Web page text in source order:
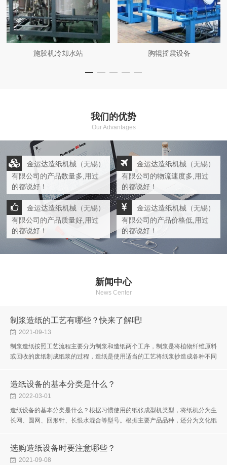
施胶机冷却水站 胸辊摇震设备
我们的优势
Our Advantages
金运达造纸机械（无锡）
有限公司的产品数量多,用过
的都说好！
金运达造纸机械（无锡）
有限公司的物流速度多,用过
的都说好！
金运达造纸机械（无锡）
有限公司的产品质量好,用过
的都说好！
金运达造纸机械（无锡）
有限公司的产品价格低,用过
的都说好！
新闻中心
News Center
制浆造纸的工艺有哪些？快来了解吧!
2021-09-13
制浆造纸按照工艺流程主要分为制浆和造纸两个工序，制浆是将植物纤维原料
或回收的废纸制成纸浆的过程，造纸是使用适当的工艺将纸浆抄造成各种不同
造纸设备的基本分类是什么？
2022-03-01
造纸设备的基本分类是什么？根据习惯使用的纸张成型机类型，将纸机分为生
长网、圆网、回形针、长恨水混合等型号。根据主要产品品种，还分为文化纸
选购造纸设备时要注意哪些？
2021-09-08